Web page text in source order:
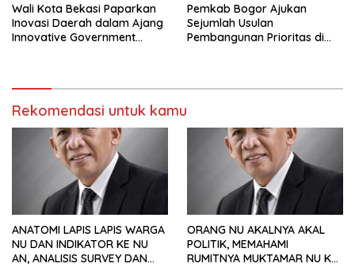
Wali Kota Bekasi Paparkan
Inovasi Daerah dalam Ajang
Innovative Government
Pemkab Bogor Ajukan
Sejumlah Usulan
Pembangunan Prioritas di
Rekomendasi untuk kamu
ANATOMI LAPIS LAPIS WARGA
NU DAN INDIKATOR KE NU
AN, ANALISIS SURVEY DAN
ORANG NU AKALNYA AKAL
POLITIK, MEMAHAMI
RUMITNYA MUKTAMAR NU KE